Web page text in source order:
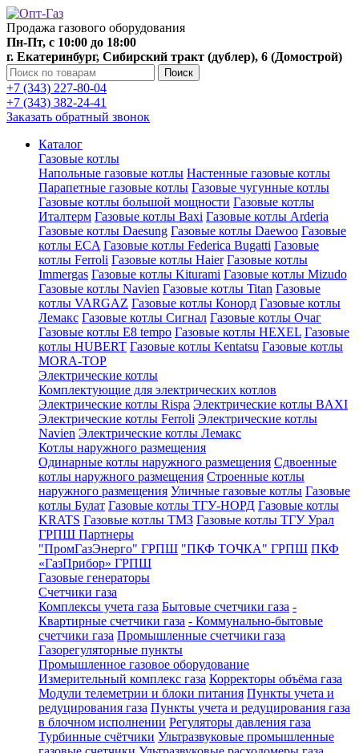
Продажа газового оборудования
Пн-Пт, с 10:00 до 18:00
г. Екатеринбург, Сибирский тракт (дублер), 6 (Домострой)
Поиск
+7 (343) 227-80-04
+7 (343) 382-24-41
Заказать обратный звонок
Каталог
Газовые котлы
Напольные газовые котлы Настенные газовые котлы
Парапетные газовые котлы Газовые чугунные котлы
Газовые котлы большой мощности Газовые котлы
Италтерм Газовые котлы Baxi Газовые котлы Arderia
Газовые котлы Daesung Газовые котлы Daewoo Газовые
котлы ECA Газовые котлы Federica Bugatti Газовые
котлы Ferroli Газовые котлы Haier Газовые котлы
Immergas Газовые котлы Kiturami Газовые котлы Mizudo
Газовые котлы Navien Газовые котлы Titan Газовые
котлы VARGAZ Газовые котлы Конорд Газовые котлы
Лемакс Газовые котлы Сигнал Газовые котлы Очаг
Газовые котлы E8 tempo Газовые котлы HEXEL Газовые
котлы HUBERT Газовые котлы Kentatsu Газовые котлы
MORA-TOP
Электрические котлы
Комплектующие для электрических котлов
Электрические котлы Rispa Электрические котлы BAXI
Электрические котлы Ferroli Электрические котлы
Navien Электрические котлы Лемакс
Котлы наружного размещения
Одинарные котлы наружного размещения Сдвоенные
котлы наружного размещения Строенные котлы
наружного размещения Уличные газовые котлы Газовые
котлы Булат Газовые котлы ТГУ-НОРД Газовые котлы
KRATS Газовые котлы ТМЗ Газовые котлы ТГУ Урал
ГРПШ Партнеры
"ПромГазЭнерго" ГРПШ "ПКФ ТОЧКА" ГРПШ ПКФ
«ГазПрибор» ГРПШ
Газовые генераторы
Счетчики газа
Комплексы учета газа Бытовые счетчики газа -
Квартирные счетчики газа - Коммунально-бытовые
счетчики газа Промышленные счетчики газа
Газорегуляторные пункты
Промышленное газовое оборудование
Измерительный комплекс газа Корректоры объёма газа
Модули телеметрии и блоки питания Пункты учета и
редуцирования газа Пункты учета и редуцирования газа
в блочном исполнении Регуляторы давления газа
Турбинные счётчики Ультразвуковые промышленные